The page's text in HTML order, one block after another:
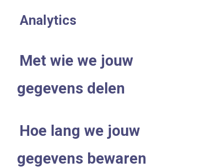
Analytics
Met wie we jouw
gegevens delen
Hoe lang we jouw
gegevens bewaren